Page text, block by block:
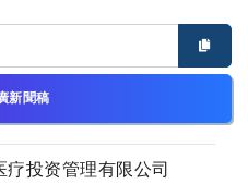
新聞稿
投资管理有限公司